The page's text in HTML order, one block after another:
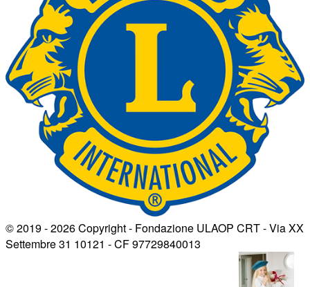
© 2019 - 2026 Copyright - Fondazione ULAOP CRT - Via XX
Settembre 31 10121 - CF 97729840013